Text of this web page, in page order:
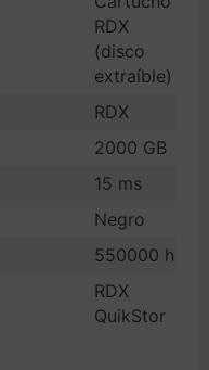
RDX
(disco
extraíble)
RDX
2000 GB
15 ms
Negro
550000 h
RDX
QuikStor